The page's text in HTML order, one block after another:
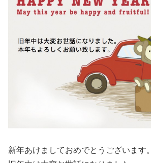
新年あけましておめでとうございます。